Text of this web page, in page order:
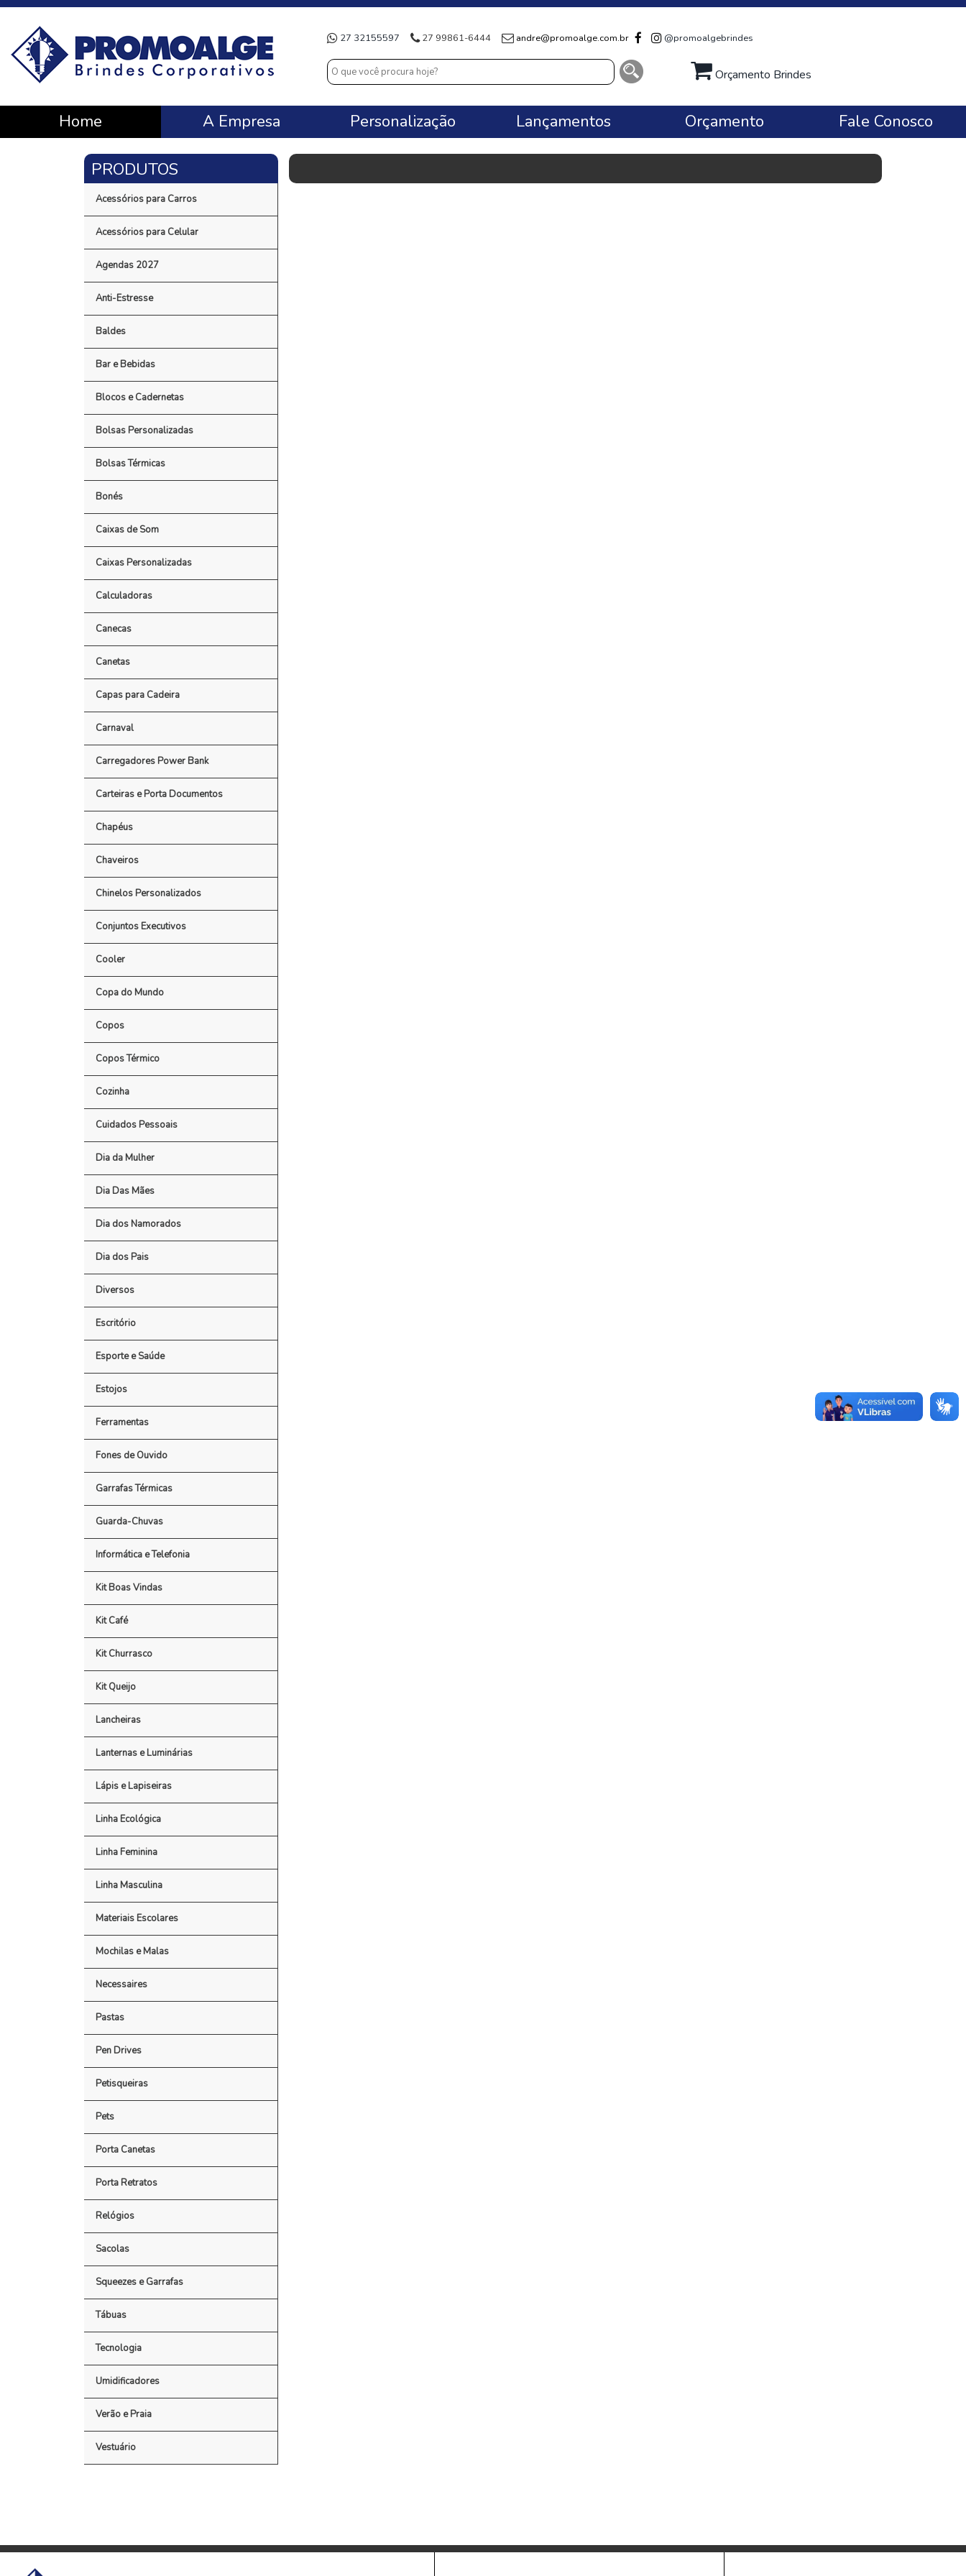
27 32155597 27 99861-6444 andre@promoalge.com.br @promoalgebrindes
Orçamento Brindes
Home A Empresa Personalização Lançamentos Orçamento Fale Conosco
Acessórios para Carros
Acessórios para Celular
Agendas 2027
Anti-Estresse
Baldes
Bar e Bebidas
Blocos e Cadernetas
Bolsas Personalizadas
Bolsas Térmicas
Bonés
Caixas de Som
Caixas Personalizadas
Calculadoras
Canecas
Canetas
Capas para Cadeira
Carnaval
Carregadores Power Bank
Carteiras e Porta Documentos
Chapéus
Chaveiros
Chinelos Personalizados
Conjuntos Executivos
Cooler
Copa do Mundo
Copos
Copos Térmico
Cozinha
Cuidados Pessoais
Dia da Mulher
Dia Das Mães
Dia dos Namorados
Dia dos Pais
Diversos
Escritório
Esporte e Saúde
Estojos
Ferramentas
Fones de Ouvido
Garrafas Térmicas
Guarda-Chuvas
Informática e Telefonia
Kit Boas Vindas
Kit Café
Kit Churrasco
Kit Queijo
Lancheiras
Lanternas e Luminárias
Lápis e Lapiseiras
Linha Ecológica
Linha Feminina
Linha Masculina
Materiais Escolares
Mochilas e Malas
Necessaires
Pastas
Pen Drives
Petisqueiras
Pets
Porta Canetas
Porta Retratos
Relógios
Sacolas
Squeezes e Garrafas
Tábuas
Tecnologia
Umidificadores
Verão e Praia
Vestuário